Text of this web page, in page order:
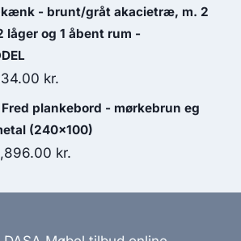
- brunt/gråt akacietræ, m. 2
låger og 1 åbent rum -
kr.
Fred plankebord - mørkebrun eg
(240x100)
kr.